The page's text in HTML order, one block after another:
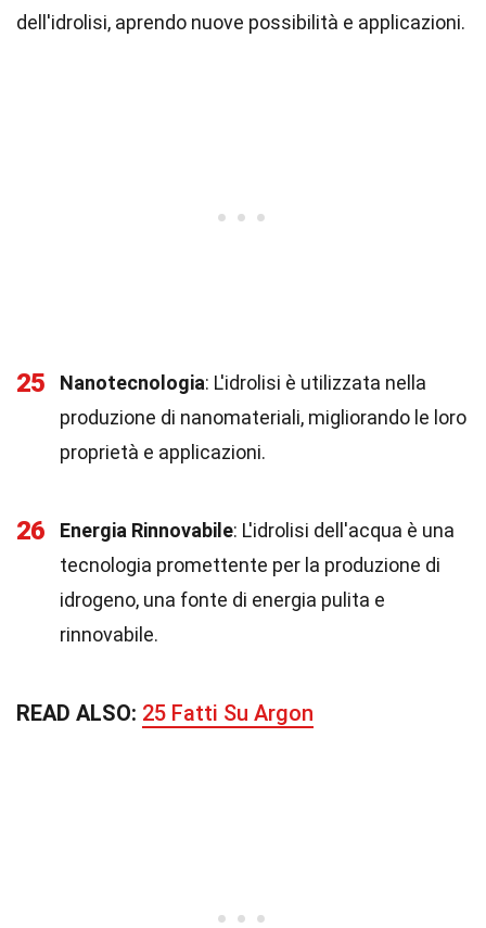
dell'idrolisi, aprendo nuove possibilità e applicazioni.
25 Nanotecnologia: L'idrolisi è utilizzata nella
produzione di nanomateriali, migliorando le loro
proprietà e applicazioni.
26 Energia Rinnovabile: L'idrolisi dell'acqua è una
tecnologia promettente per la produzione di
idrogeno, una fonte di energia pulita e
rinnovabile.
READ ALSO: 25 Fatti Su Argon